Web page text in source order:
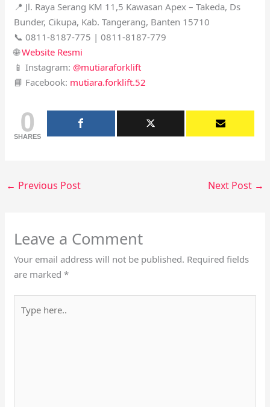
📍 Jl. Raya Serang KM 11,5 Kawasan Apex – Takeda, Ds
Bunder, Cikupa, Kab. Tangerang, Banten 15710
📞 0811-8187-775 | 0811-8187-779
🌐Website Resmi
📱 Instagram: @mutiaraforklift
📘 Facebook: mutiara.forklift.52
0
SHARES
← Previous Post Next Post →
Leave a Comment
Your email address will not be published. Required fields
are marked*
here..